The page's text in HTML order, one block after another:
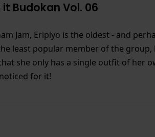
Budokan Vol. 06
Jam, Eripiyo is the oldest - and
least popular member of the
she only has a single outfit of her
for it!